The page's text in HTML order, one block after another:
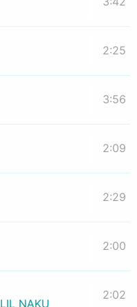
2:25
3:56
2:09
2:29
2:00
LIL NAKU
2:02